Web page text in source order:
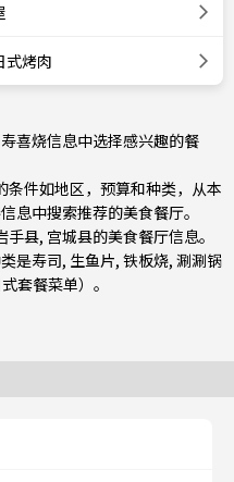
式烤肉
喜烧信息中选择感兴趣的餐
条件如地区，预算和种类，从本
息中搜索推荐的美食餐厅。
手县, 宫城县的美食餐厅信息。
是寿司, 生鱼片, 铁板烧, 涮涮锅
套餐菜单） 。